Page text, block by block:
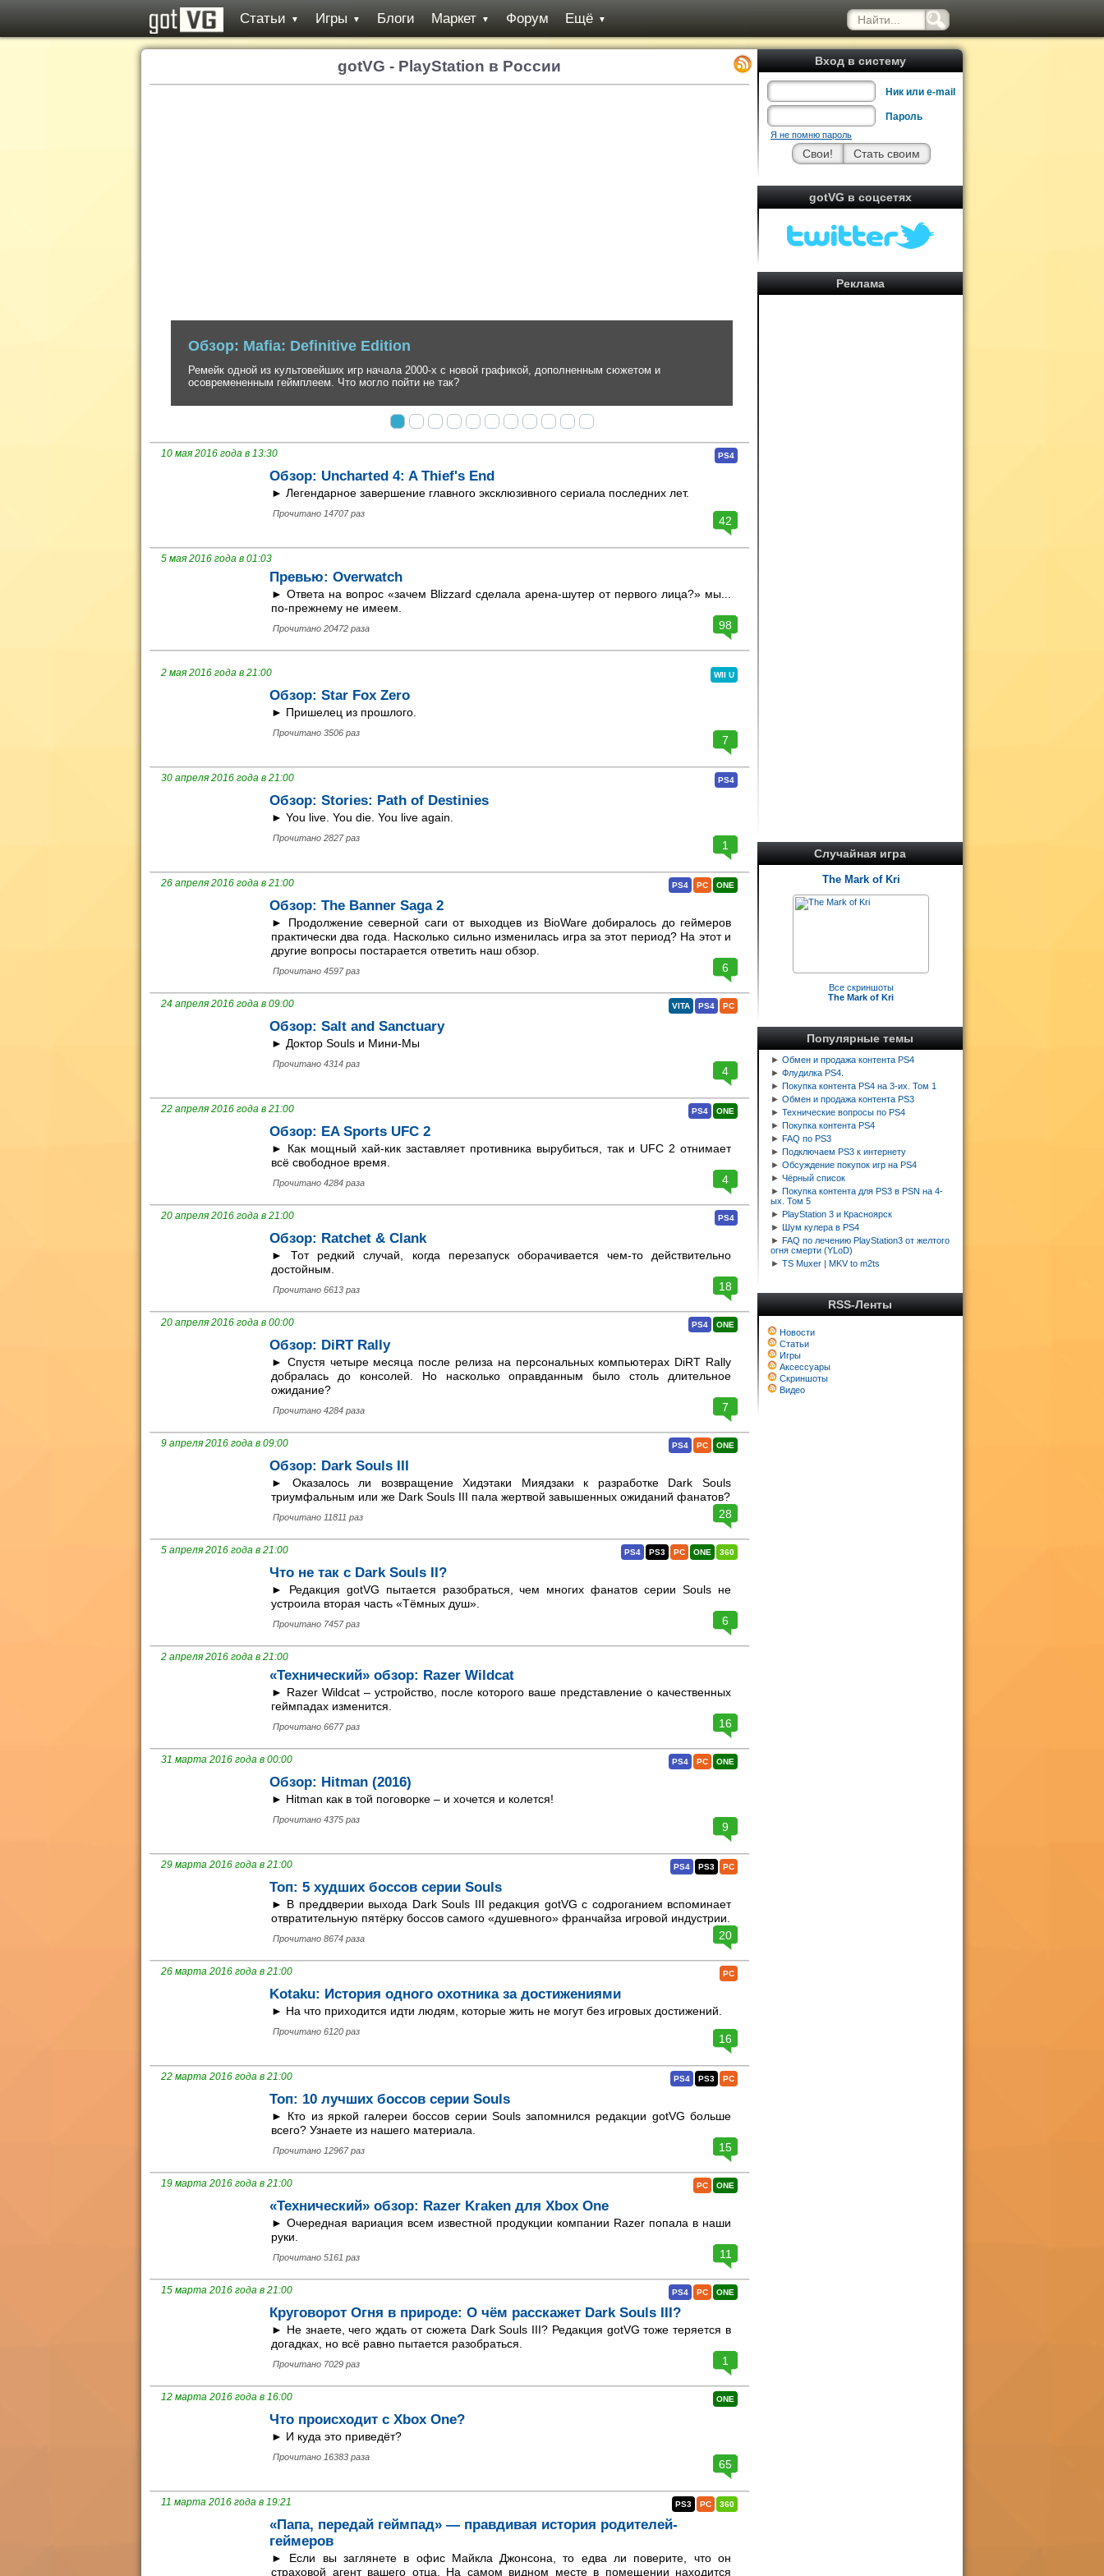
Статьи ▼ Игры ▼ Блоги Маркет ▼ Форум Ещё ▼
Вход в систему
Ник или e-mail
Пароль
Я не помню пароль
gotVG в соцсетях
Реклама
Случайная игра
The Mark of Kri
Все скриншоты
The Mark of Kri
Популярные темы
► Обмен и продажа контента PS4
► Флудилка PS4.
► Покупка контента PS4 на 3-их. Том 1
► Обмен и продажа контента PS3
► Технические вопросы по PS4
► Покупка контента PS4
► FAQ по PS3
► Подключаем PS3 к интернету
► Обсуждение покупок игр на PS4
► Чёрный список
► Покупка контента для PS3 в PSN на 4-
ых. Том 5
► PlayStation 3 и Красноярск
► Шум кулера в PS4
► FAQ по лечению PlayStation3 от желтого
огня смерти (YLoD)
► TS Muxer | MKV to m2ts
RSS-Ленты
Новости
Статьи
Игры
Аксессуары
Скриншоты
Видео
gotVG - PlayStation в России
Обзор: Ghost of Tsushima
Невероятно стильный, но до безобразия вторичный экшен в антураже феодальной Японии от
создателей серии inFamous.
10 мая 2016 года в 13:30 PS4
Обзор: Uncharted 4: A Thief's End
► Легендарное завершение главного эксклюзивного сериала последних лет.
Прочитано 14707 раз
42
5 мая 2016 года в 01:03
Превью: Overwatch
► Ответа на вопрос ­«зачем Blizzard сделала арена-шутер от первого лица?» мы...
по-прежнему не имеем.
Прочитано 20472 раза 98
2 мая 2016 года в 21:00 WII U
Обзор: Star Fox Zero
► Пришелец из прошлого.
Прочитано 3506 раз
7
30 апреля 2016 года в 21:00 PS4
Обзор: Stories: Path of Destinies
► You live. You die. You live again.
Прочитано 2827 раз
1
26 апреля 2016 года в 21:00 ONE
PC
PS4
Обзор: The Banner Saga 2
► Продолжение северной саги от выходцев из BioWare добиралось до геймеров
практически два года. Насколько сильно изменилась игра за этот период? На этот и
другие вопросы постарается ответить наш обзор.
Прочитано 4597 раз 6
24 апреля 2016 года в 09:00 PC
PS4
VITA
Обзор: Salt and Sanctuary
► Доктор Souls и Мини-Мы
Прочитано 4314 раз
4
22 апреля 2016 года в 21:00 ONE
PS4
Обзор: EA Sports UFC 2
► Как мощный хай-кик заставляет противника вырубиться, так и UFC 2 отнимает
всё свободное время.
Прочитано 4284 раза 4
20 апреля 2016 года в 21:00 PS4
Обзор: Ratchet & Clank
► Тот редкий случай, когда перезапуск оборачивается чем-то действительно
достойным.
Прочитано 6613 раз 18
20 апреля 2016 года в 00:00 ONE
PS4
Обзор: DiRT Rally
► Спустя четыре месяца после релиза на персональных компьютерах DiRT Rally
добралась до консолей. Но насколько оправданным было столь длительное
ожидание?
Прочитано 4284 раза 7
9 апреля 2016 года в 09:00 ONE
PC
PS4
Обзор: Dark Souls III
► Оказалось ли возвращение Хидэтаки Миядзаки к разработке Dark Souls
триумфальным или же Dark Souls III пала жертвой завышенных ожиданий фанатов?
Прочитано 11811 раз 28
5 апреля 2016 года в 21:00 360
ONE
PC
PS3
PS4
Что не так с Dark Souls II?
► Редакция gotVG пытается разобраться, чем многих фанатов серии Souls не
устроила вторая часть «Тёмных душ».
Прочитано 7457 раз 6
2 апреля 2016 года в 21:00
«Технический» обзор: Razer Wildcat
► Razer Wildcat – устройство, после которого ваше представление о качественных
геймпадах изменится.
Прочитано 6677 раз 16
31 марта 2016 года в 00:00 ONE
PC
PS4
Обзор: Hitman (2016)
► Hitman как в той поговорке – и хочется и колется!
Прочитано 4375 раз
9
29 марта 2016 года в 21:00 PC
PS3
PS4
Топ: 5 худших боссов серии Souls
► В преддверии выхода Dark Souls III редакция gotVG с содроганием вспоминает
отвратительную пятёрку боссов самого «душевного» франчайза игровой индустрии.
Прочитано 8674 раза 20
26 марта 2016 года в 21:00 PC
Kotaku: История одного охотника за достижениями
► На что приходится идти людям, которые жить не могут без игровых достижений.
Прочитано 6120 раз
16
22 марта 2016 года в 21:00 PC
PS3
PS4
Топ: 10 лучших боссов серии Souls
► Кто из яркой галереи боссов серии Souls запомнился редакции gotVG больше
всего? Узнаете из нашего материала.
Прочитано 12967 раз 15
19 марта 2016 года в 21:00 ONE
PC
«Технический» обзор: Razer Kraken для Xbox One
► Очередная вариация всем известной продукции компании Razer попала в наши
руки.
Прочитано 5161 раз 11
15 марта 2016 года в 21:00 ONE
PC
PS4
Круговорот Огня в природе: О чём расскажет Dark Souls III?
► Не знаете, чего ждать от сюжета Dark Souls III? Редакция gotVG тоже теряется в
догадках, но всё равно пытается разобраться.
Прочитано 7029 раз 1
12 марта 2016 года в 16:00 ONE
Что происходит с Xbox One?
► И куда это приведёт?
Прочитано 16383 раза
65
11 марта 2016 года в 19:21 360
PC
PS3
«Папа, передай геймпад» — правдивая история родителей-
геймеров
► Если вы заглянете в офис Майкла Джонсона, то едва ли поверите, что он
страховой агент вашего отца. На самом видном месте в помещении находится